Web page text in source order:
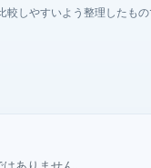
しやすいよう整理したもの